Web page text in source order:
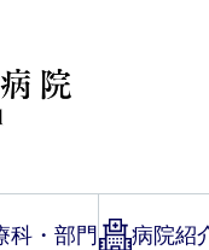
科・部門 病院紹